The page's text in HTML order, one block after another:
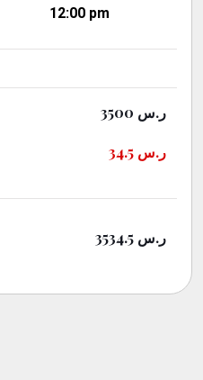
12:00 pm
3500 ر.س
34.5 ر.س
3534.5 ر.س